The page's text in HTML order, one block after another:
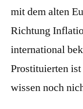
mit dem alten
Richtung
international
Prostituierten
wissen noch